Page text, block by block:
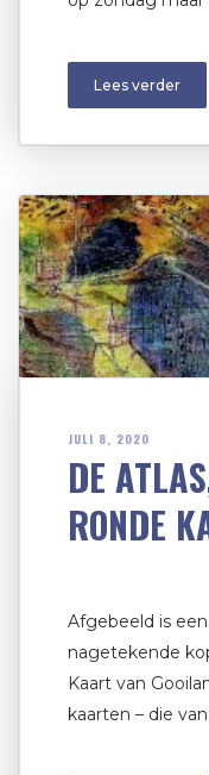
Lees verder
JULI 8, 2020
DE
RONDE
Afgebeeld is
nagetekende
Kaart van
kaarten – die